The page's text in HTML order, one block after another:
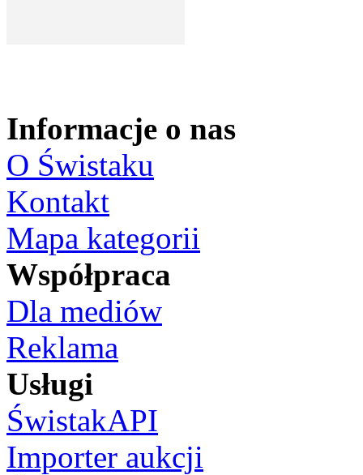
Informacje o nas
O Świstaku
Kontakt
Mapa kategorii
Współpraca
Dla mediów
Reklama
Usługi
ŚwistakAPI
Importer aukcji